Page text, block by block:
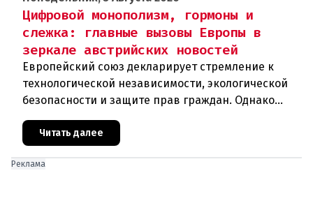
Цифровой монополизм, гормоны и
слежка: главные вызовы Европы в
зеркале австрийских новостей
Европейский союз декларирует стремление к
технологической независимости, экологической
безопасности и защите прав граждан. Однако
последние события в Австрии и решение
Брюсселя показывают: реальная п
Читать далее
Реклама